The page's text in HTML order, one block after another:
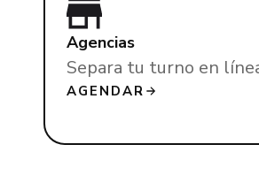
Agencias
Separa tu turno en
AGENDAR